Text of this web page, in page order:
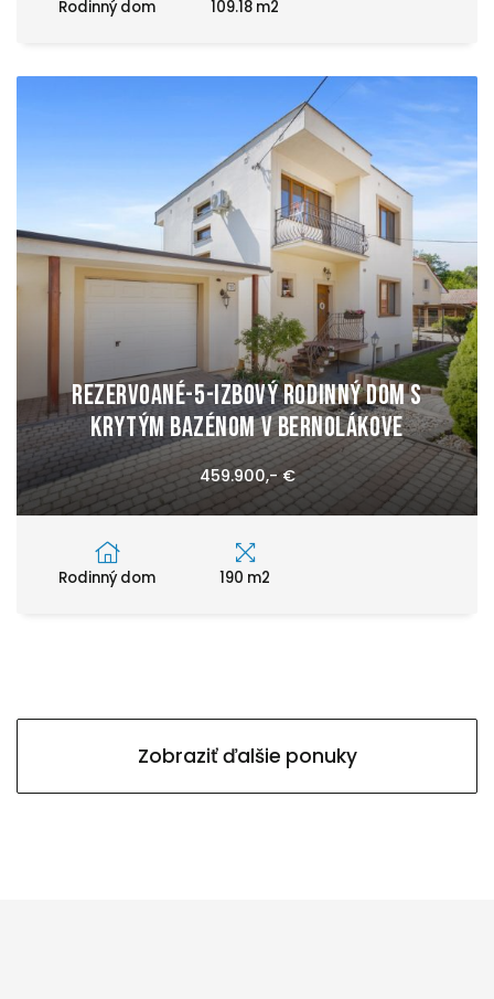
Rodinný dom 109.18 m2
REZERVOANÉ-5-izbový rodinný dom s
krytým bazénom v Bernolákove
459.900,- €
Rodinný dom 190 m2
Zobraziť ďalšie ponuky